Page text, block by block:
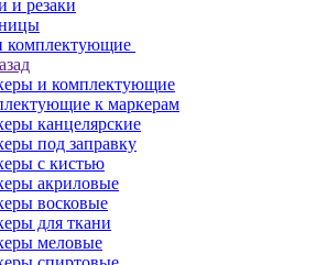
и резаки
комплектующие
и комплектующие
к маркерам
канцелярские
под заправку
с кистью
акриловые
восковые
для ткани
меловые